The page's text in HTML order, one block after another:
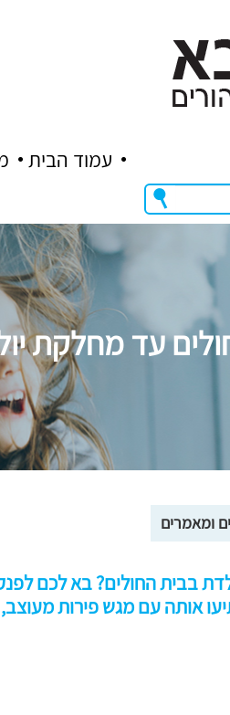
עמוד הבית
עד מחלקת
ומאמרים
בבית החולים? בא לכם
אותה עם מגש פירות